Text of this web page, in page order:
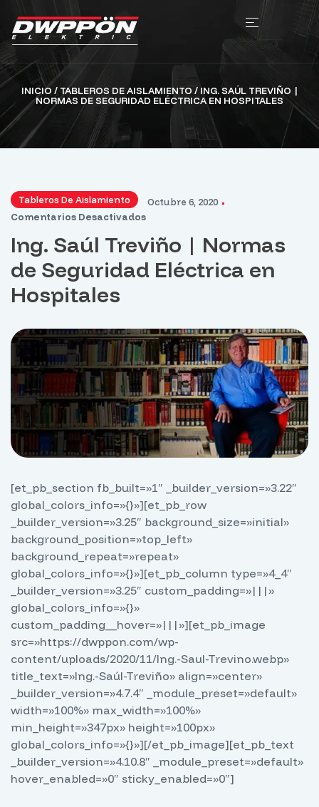
INICIO / TABLEROS DE AISLAMIENTO / ING. SAÚL TREVIÑO |
NORMAS DE SEGURIDAD ELÉCTRICA EN HOSPITALES
Tableros De Aislamiento
Octubre 6, 2020
Comentarios Desactivados
Ing. Saúl Treviño | Normas
de Seguridad Eléctrica en
Hospitales
[et_pb_section fb_built=»1″ _builder_version=»3.22″
global_colors_info=»{}»][et_pb_row
_builder_version=»3.25″ background_size=»initial»
background_position=»top_left»
background_repeat=»repeat»
global_colors_info=»{}»][et_pb_column type=»4_4″
_builder_version=»3.25″ custom_padding=»|||»
global_colors_info=»{}»
custom_padding__hover=»|||»][et_pb_image
src=»https://dwppon.com/wp-
content/uploads/2020/11/Ing.-Saul-Trevino.webp»
title_text=»Ing.-Saúl-Treviño» align=»center»
_builder_version=»4.7.4″ _module_preset=»default»
width=»100%» max_width=»100%»
min_height=»347px» height=»100px»
global_colors_info=»{}»][/et_pb_image][et_pb_text
_builder_version=»4.10.8″ _module_preset=»default»
hover_enabled=»0″ sticky_enabled=»0″]